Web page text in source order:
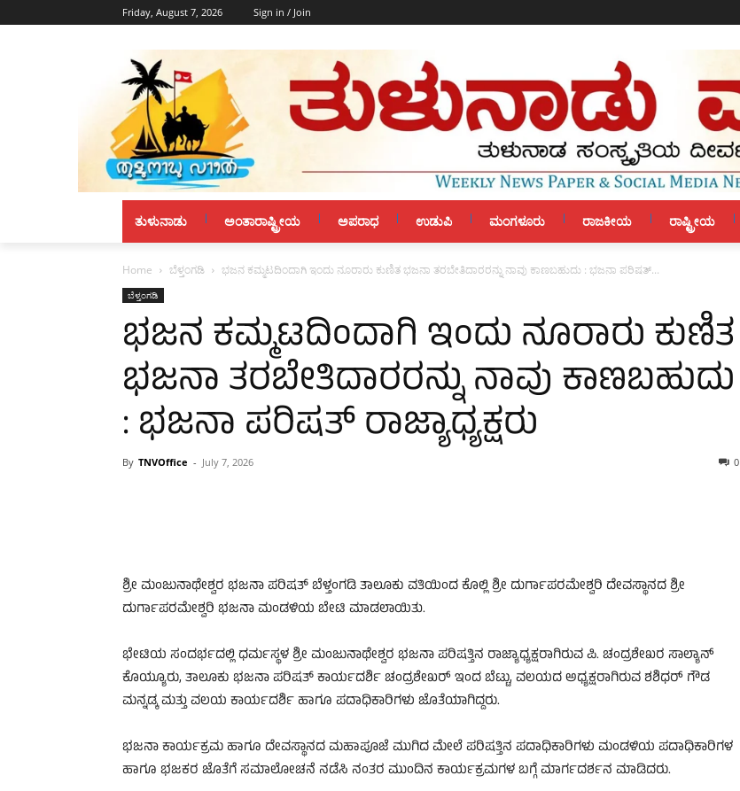
Friday, August 7, 2026 Sign in / Join
ತುಳುನಾಡು ಅಂತಾರಾಷ್ಟ್ರೀಯ ಅಪರಾಧ ಉಡುಪಿ ಮಂಗಳೂರು ರಾಜಕೀಯ ರಾಷ್ಟ್ರೀಯ
Home ಬೆಳ್ತಂಗಡಿ ಭಜನ ಕಮ್ಮಟದಿಂದಾಗಿ ಇಂದು ನೂರಾರು ಕುಣಿತ ಭಜನಾ ತರಬೇತಿದಾರರನ್ನು ನಾವು ಕಾಣಬಹುದು : ಭಜನಾ ಪರಿಷತ್...
ಬೆಳ್ತಂಗಡಿ
ಭಜನ ಕಮ್ಮಟದಿಂದಾಗಿ ಇಂದು ನೂರಾರು ಕುಣಿತ
ಭಜನಾ ತರಬೇತಿದಾರರನ್ನು ನಾವು ಕಾಣಬಹುದು
: ಭಜನಾ ಪರಿಷತ್ ರಾಜ್ಯಾಧ್ಯಕ್ಷರು
By TNVOffice - July 7, 2026 0
ಶ್ರೀ ಮಂಜುನಾಥೇಶ್ವರ ಭಜನಾ ಪರಿಷತ್ ಬೆಳ್ತಂಗಡಿ ತಾಲೂಕು ವತಿಯಿಂದ ಕೊಲ್ಲಿ ಶ್ರೀ ದುರ್ಗಾಪರಮೇಶ್ವರಿ ದೇವಸ್ಥಾನದ ಶ್ರೀ
ದುರ್ಗಾಪರಮೇಶ್ವರಿ ಭಜನಾ ಮಂಡಳಿಯ ಬೇಟಿ ಮಾಡಲಾಯಿತು.
ಭೇಟಿಯ ಸಂದರ್ಭದಲ್ಲಿ ಧರ್ಮಸ್ಥಳ ಶ್ರೀ ಮಂಜುನಾಥೇಶ್ವರ ಭಜನಾ ಪರಿಷತ್ತಿನ ರಾಜ್ಯಾಧ್ಯಕ್ಷರಾಗಿರುವ ಪಿ. ಚಂದ್ರಶೇಖರ ಸಾಲ್ಯಾನ್
ಕೊಯ್ಯೂರು, ತಾಲೂಕು ಭಜನಾ ಪರಿಷತ್ ಕಾರ್ಯದರ್ಶಿ ಚಂದ್ರಶೇಖರ್ ಇಂದ ಬೆಟ್ಟು, ವಲಯದ ಅಧ್ಯಕ್ಷರಾಗಿರುವ ಶಶಿಧರ್ ಗೌಡ
ಮನ್ನಡ್ಕ ಮತ್ತು ವಲಯ ಕಾರ್ಯದರ್ಶಿ ಹಾಗೂ ಪದಾಧಿಕಾರಿಗಳು ಜೊತೆಯಾಗಿದ್ದರು.
ಭಜನಾ ಕಾರ್ಯಕ್ರಮ ಹಾಗೂ ದೇವಸ್ಥಾನದ ಮಹಾಪೂಜೆ ಮುಗಿದ ಮೇಲೆ ಪರಿಷತ್ತಿನ ಪದಾಧಿಕಾರಿಗಳು ಮಂಡಳಿಯ ಪದಾಧಿಕಾರಿಗಳ
ಹಾಗೂ ಭಜಕರ ಜೊತೆಗೆ ಸಮಾಲೋಚನೆ ನಡೆಸಿ ನಂತರ ಮುಂದಿನ ಕಾರ್ಯಕ್ರಮಗಳ ಬಗ್ಗೆ ಮಾರ್ಗದರ್ಶನ ಮಾಡಿದರು.